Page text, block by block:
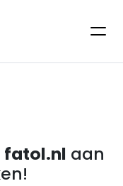
fatol.nl aan